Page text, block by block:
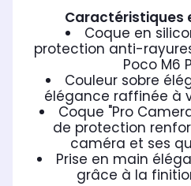
Caractéristiques
Coque en
protection anti-
Poco M6
Couleur sobre
élégance raffinée à
Coque "Pro
de protection
caméra et ses
Prise en main
grâce à la